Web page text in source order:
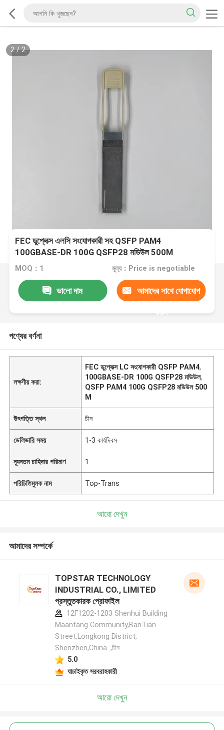
2/2
FEC ডুপ্লেক্স এলসি সংযোগকারী সহ QSFP PAM4
100GBASE-DR 100G QSFP28 মডিউল 500M
MOQ：1 মূল্য：Price is negotiable
ভালো দাম আমাদের সাথে যোগাযোগ
করুন
পণ্যের বর্ণনা
লক্ষণীয় করা:
FEC ডুপ্লেক্স LC সংযোগকারী QSFP PAM4,
100GBASE-DR 100G QSFP28 মডিউল,
QSFP PAM4 100G QSFP28 মডিউল 500
M
উৎপত্তি স্থল চীন
ডেলিভারি সময় 1-3 কার্যদিবস
ন্যূনতম চাহিদার পরিমাণ 1
পরিচিতিমুলক নাম Top-Trans
আরো দেখুন
আমাদের সম্পর্কে
TOPSTAR TECHNOLOGY
INDUSTRIAL CO., LIMITED
প্রস্তুতকারক প্রোফাইল
12F1202-1203 Shenhui Building
Maantang Community,BanTian
Street,Longkong District,
Shenzhen,China. ,চীন
5.0
যাচাইকৃত সরবরাহকারী
আরো দেখুন